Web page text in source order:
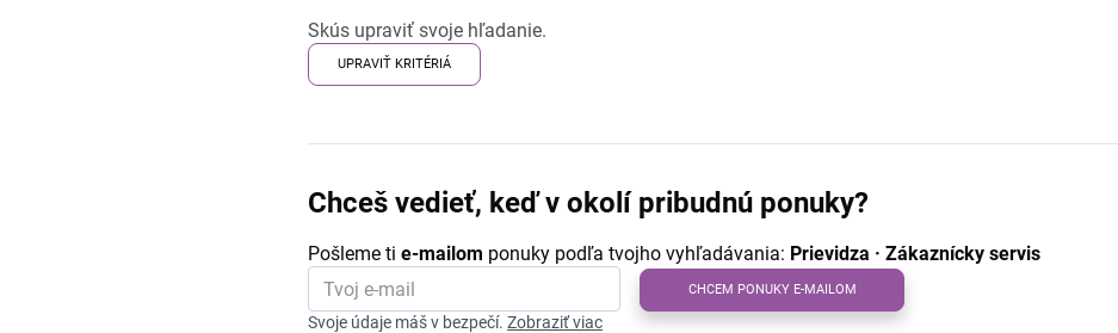
Skús upraviť svoje hľadanie.
UPRAVIŤ KRITÉRIÁ
Chceš vedieť, keď v okolí pribudnú ponuky?
Pošleme ti e-mailom ponuky podľa tvojho vyhľadávania: Prievidza · Zákaznícky servis
CHCEM PONUKY E-MAILOM
Svoje údaje máš v bezpečí. Zobraziť viac